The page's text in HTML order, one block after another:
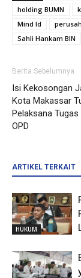
holding BUMN
Mind Id
Sahli Hankam BIN
Berita Sebelumnya
Isi Kekosongan
Kota Makassar
Pelaksana Tugas
OPD
ARTIKEL TERKAIT
HUKUM